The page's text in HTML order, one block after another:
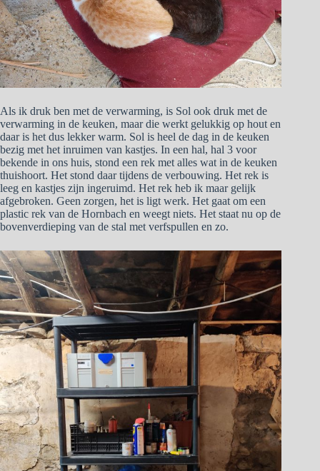
Als ik druk ben met de verwarming, is Sol ook druk met de
verwarming in de keuken, maar die werkt gelukkig op hout en
daar is het dus lekker warm. Sol is heel de dag in de keuken
bezig met het inruimen van kastjes. In een hal, hal 3 voor
bekende in ons huis, stond een rek met alles wat in de keuken
thuishoort. Het stond daar tijdens de verbouwing. Het rek is
leeg en kastjes zijn ingeruimd. Het rek heb ik maar gelijk
afgebroken. Geen zorgen, het is ligt werk. Het gaat om een
plastic rek van de Hornbach en weegt niets. Het staat nu op de
bovenverdieping van de stal met verfspullen en zo.